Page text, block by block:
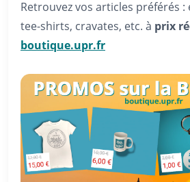
Retrouvez vos articles préférés
tee-shirts, cravates, etc. à prix
boutique.upr.fr